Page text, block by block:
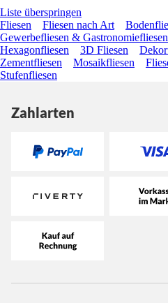
Liste überspringen
Fliesen
Fliesen nach Art
Gewerbefliesen & Gastronomiefliesen
Hexagonfliesen
3D Fliesen
Zementfliesen
Mosaikfliesen
Stufenfliesen
Zahlarten